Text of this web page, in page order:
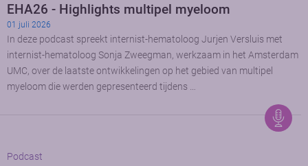
EHA26 - Highlights multipel myeloom
01 juli 2026
In deze podcast spreekt internist-hematoloog Jurjen Versluis met
internist-hematoloog Sonja Zweegman, werkzaam in het Amsterdam
UMC, over de laatste ontwikkelingen op het gebied van multipel
myeloom die werden gepresenteerd tijdens …
Podcast